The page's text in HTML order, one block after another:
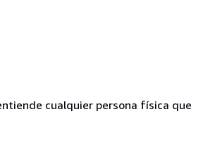
cualquier persona física que